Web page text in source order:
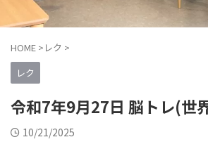
HOME > レク >
レク
令和7年9月27日 脳トレ(世
10/21/2025